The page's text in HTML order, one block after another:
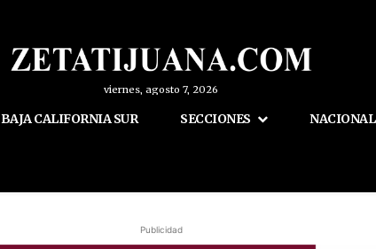
viernes, agosto 7, 2026
BAJA CALIFORNIA SUR SECCIONES NACIONAL
Publicidad